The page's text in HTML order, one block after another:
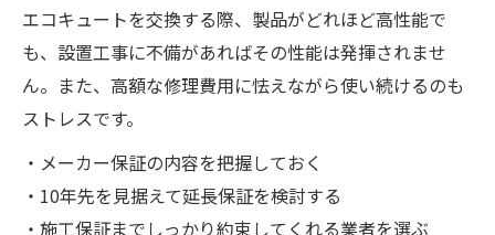
エコキュートを交換する際、製品がどれほど高性能で
も、設置工事に不備があればその性能は発揮されませ
ん。また、高額な修理費用に怯えながら使い続けるのも
ストレスです。
・メーカー保証の内容を把握しておく
・10年先を見据えて延長保証を検討する
・施工保証までしっかり約束してくれる業者を選ぶ